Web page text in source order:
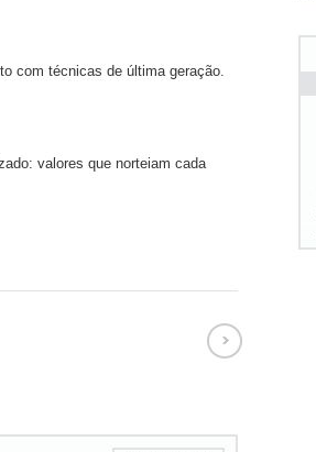
com técnicas de última geração.
valores que norteiam cada